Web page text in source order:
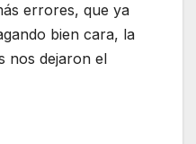
errores, que ya
bien cara, la
nos dejaron el